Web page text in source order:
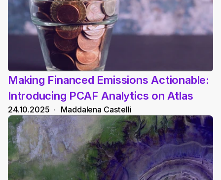
Making Financed Emissions Actionable:
Introducing PCAF Analytics on Atlas
24.10.2025
  ·
Maddalena Castelli